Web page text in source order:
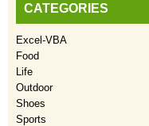
CATEGORIES
Excel-VBA
Food
Life
Outdoor
Shoes
Sports